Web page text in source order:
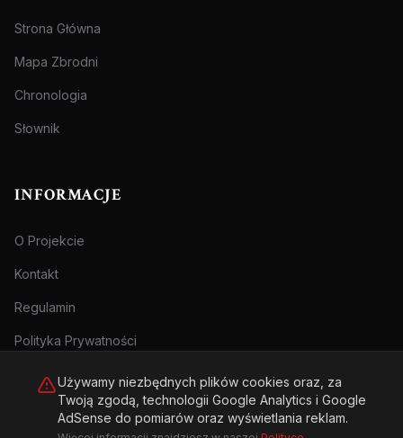
Strona Główna
Mapa Zbrodni
Chronologia
Słownik
INFORMACJE
O Projekcie
Kontakt
Regulamin
Polityka Prywatności
Używamy niezbędnych plików cookies oraz, za
Twoją zgodą, technologii Google Analytics i Google
AdSense do pomiarów oraz wyświetlania reklam.